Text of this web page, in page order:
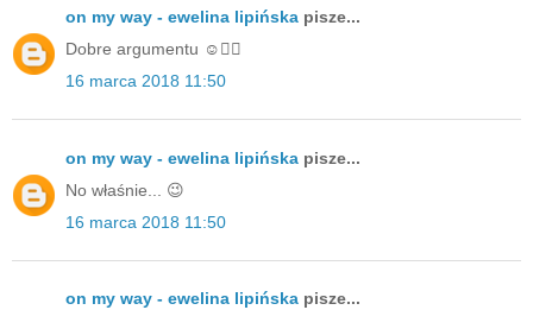
on my way - ewelina lipińska pisze...
Dobre argumentu ☺️👌🏻
16 marca 2018 11:50
on my way - ewelina lipińska pisze...
No właśnie... 😉
16 marca 2018 11:50
on my way - ewelina lipińska pisze...